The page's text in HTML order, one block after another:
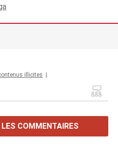
illicites |
COMMENTAIRES